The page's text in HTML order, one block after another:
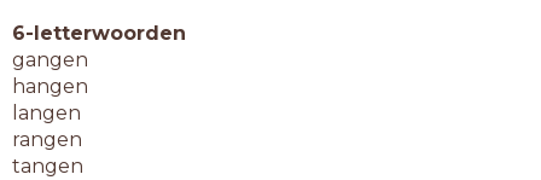
6-letterwoorden
gangen
hangen
langen
rangen
tangen